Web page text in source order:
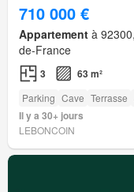
710 000 €
Appartement à
de-France
3 63 m²
Parking Cave Terrasse
Il y a 30+ jours
LEBONCOIN